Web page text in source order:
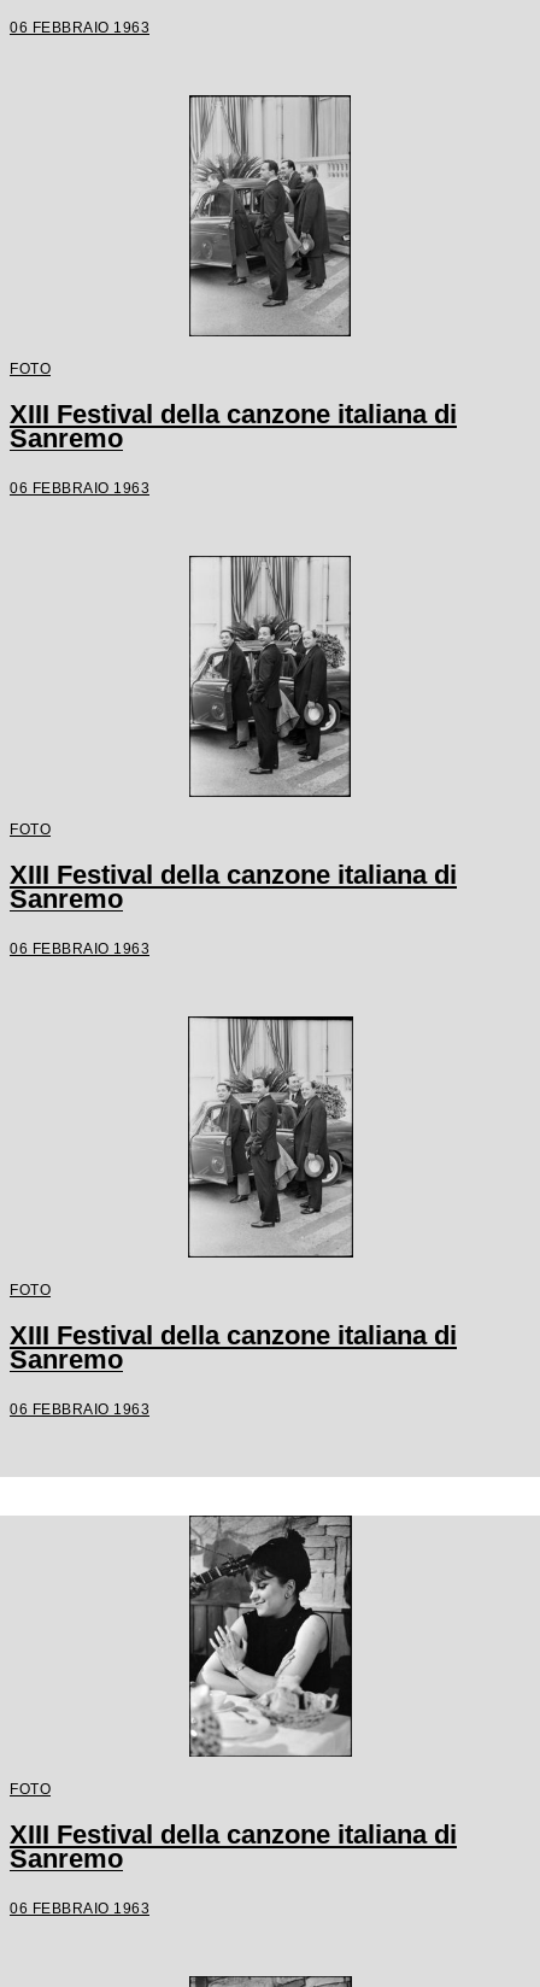
06 FEBBRAIO 1963
FOTO
XIII Festival della canzone italiana di
Sanremo
06 FEBBRAIO 1963
FOTO
XIII Festival della canzone italiana di
Sanremo
06 FEBBRAIO 1963
FOTO
XIII Festival della canzone italiana di
Sanremo
06 FEBBRAIO 1963
FOTO
XIII Festival della canzone italiana di
Sanremo
06 FEBBRAIO 1963